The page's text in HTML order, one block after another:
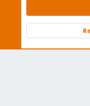
Community platform by